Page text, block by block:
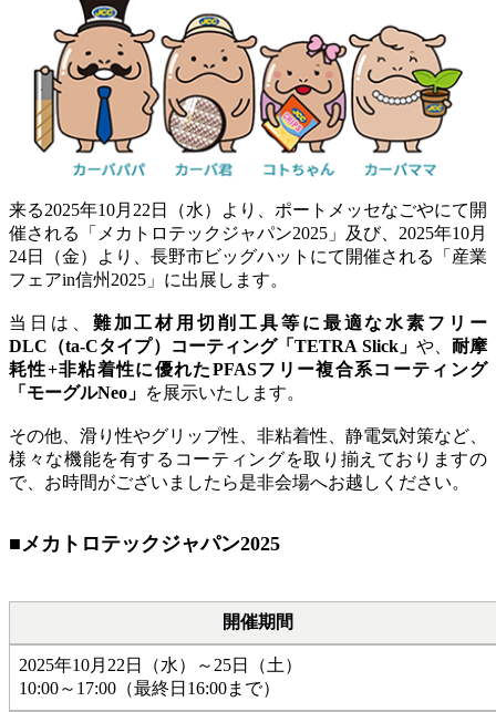
来る2025年10月22日（水）より、ポートメッセなごやにて開
催される「メカトロテックジャパン2025」及び、2025年10月
24日（金）より、長野市ビッグハットにて開催される「産業
フェアin信州2025」に出展します。
当日は、 難加工材用切削工具等に最適な水素フリー
DLC（ta-Cタイプ）コーティング「TETRA Slick」 や、 耐摩
耗性+非粘着性に優れたPFASフリー複合系コーティング
「モーグルNeo」 を展示いたします。
その他、滑り性やグリップ性、非粘着性、静電気対策など、
様々な機能を有するコーティングを取り揃えておりますの
で、お時間がございましたら是非会場へお越しください。
■メカトロテックジャパン2025
開催期間
2025年10月22日（水）～25日（土）
10:00～17:00（最終日16:00まで）